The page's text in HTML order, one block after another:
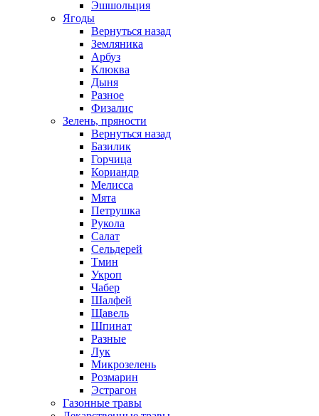
Эшшольция
Ягоды
Вернуться назад
Земляника
Арбуз
Клюква
Дыня
Разное
Физалис
Зелень, пряности
Вернуться назад
Базилик
Горчица
Кориандр
Мелисса
Мята
Петрушка
Рукола
Салат
Сельдерей
Тмин
Укроп
Чабер
Шалфей
Щавель
Шпинат
Разные
Лук
Микрозелень
Розмарин
Эстрагон
Газонные травы